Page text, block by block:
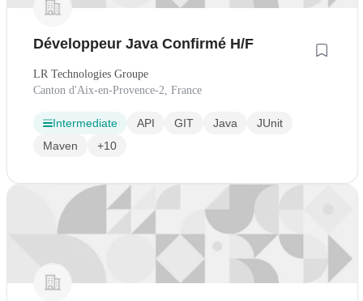
Développeur Java Confirmé H/F
LR Technologies Groupe
Canton d'Aix-en-Provence-2, France
Intermediate API GIT Java
JUnit
Maven
+10